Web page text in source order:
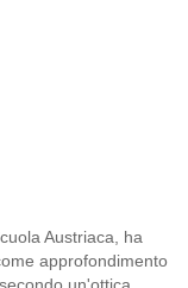
Austriaca, ha
approfondimento